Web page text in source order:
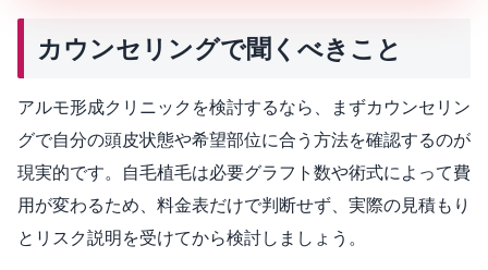
カウンセリングで聞くべきこと
アルモ形成クリニックを検討するなら、まずカウンセリン
グで自分の頭皮状態や希望部位に合う方法を確認するのが
現実的です。自毛植毛は必要グラフト数や術式によって費
用が変わるため、料金表だけで判断せず、実際の見積もり
とリスク説明を受けてから検討しましょう。